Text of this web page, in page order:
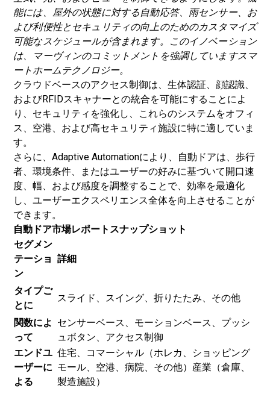
能には、屋外の状態に対する自動応答、雨センサー、お
よび利便性とセキュリティの向上のためのカスタマイズ
可能なスケジュールが含まれます。このイノベーション
は、マーヴィンのコミットメントを強調していますスマ
ートホームテクノロジー。
クラウドベースのアクセス制御は、生体認証、顔認識、
およびRFIDスキャナーとの統合を可能にすることによ
り、セキュリティを強化し、これらのシステムをオフィ
ス、空港、および高セキュリティ施設に特に適していま
す。
さらに、Adaptive Automationにより、自動ドアは、歩行
者、環境条件、またはユーザーの好みに基づいて開口速
度、幅、および感度を調整することで、効率を最適化
し、ユーザーエクスペリエンス全体を向上させることが
できます。
自動ドア市場レポートスナップショット
セグメン
テーショ
ン
詳細
タイプご
とに
スライド、スイング、折りたたみ、その他
関数によ
って
センサーベース、モーションベース、プッシ
ュボタン、アクセス制御
エンドユ
ーザーに
よる
住宅、コマーシャル（ホレカ、ショッピング
モール、空港、病院、その他）産業（倉庫、
製造施設）